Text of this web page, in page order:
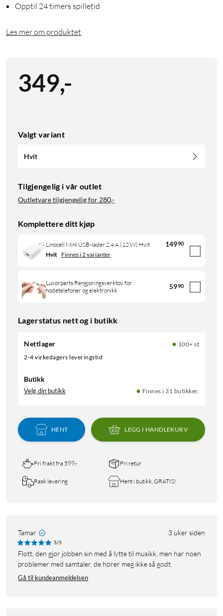
Opptil 24 timers spilletid
Les mer om produktet
349,-
Valgt variant
Hvit
Tilgjengelig i vår outlet
Outletvare tilgjengelig for280,-
Komplettere ditt kjøp
Linocell Mini USB-lader 2,4 A (12 W) Hvit 14990
Hvit Finnes i 2 varianter
Luxorparts Rengjøringsverktøy for
hodetelefoner og elektronikk
5990
Lagerstatus nett og i butikk
Nettlager
100+ st
2-4 virkedagers leveringstid
Butikk
Velg din butikk Finnes i 31 butikker.
HENT LEGG I HANDLEKURV
Fri frakt fra 599,- Fri retur
Rask levering Hent i butikk, GRATIS!
Tamar 3 uker siden
5/5
Flott, den gjør jobben sin med å lytte til musikk, men har noen
problemer med samtaler, de hører meg ikke så godt.
Gå til kundeanmeldelsen